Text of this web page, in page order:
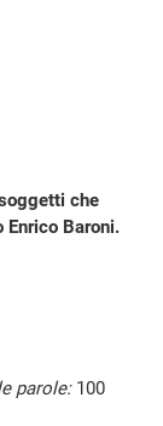
che
Baroni.
parole:100